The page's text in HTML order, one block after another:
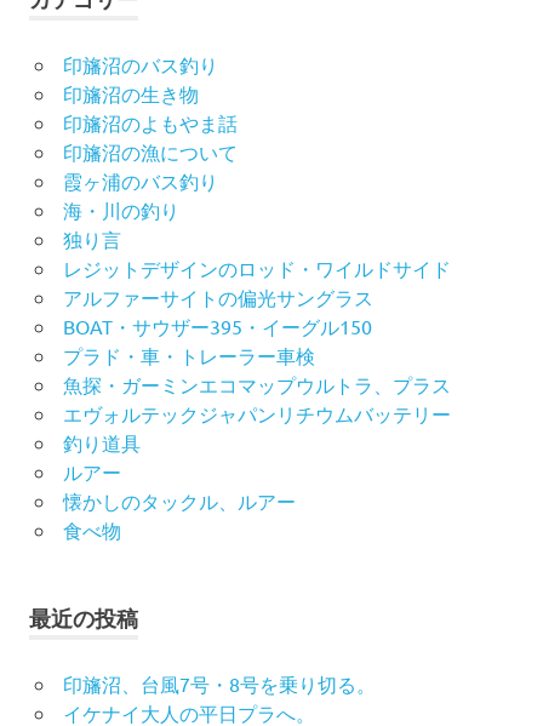
印旛沼のバス釣り
印旛沼の生き物
印旛沼のよもやま話
印旛沼の漁について
霞ヶ浦のバス釣り
海・川の釣り
独り言
レジットデザインのロッド・ワイルドサイド
アルファーサイトの偏光サングラス
BOAT・サウザー395・イーグル150
プラド・車・トレーラー車検
魚探・ガーミンエコマップウルトラ、プラス
エヴォルテックジャパンリチウムバッテリー
釣り道具
ルアー
懐かしのタックル、ルアー
食べ物
最近の投稿
印旛沼、台風7号・8号を乗り切る。
イケナイ大人の平日プラへ。